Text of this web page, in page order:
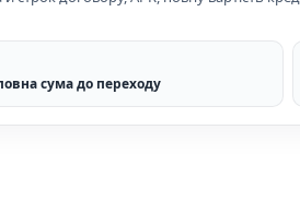
сума до переходу